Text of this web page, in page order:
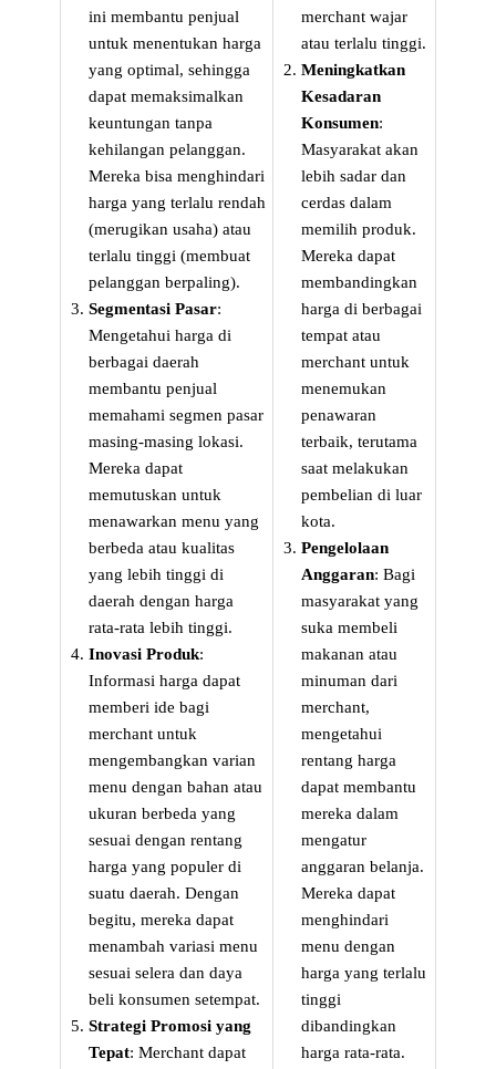
ini membantu penjual
untuk menentukan harga
yang optimal, sehingga
dapat memaksimalkan
keuntungan tanpa
kehilangan pelanggan.
Mereka bisa menghindari
harga yang terlalu rendah
(merugikan usaha) atau
terlalu tinggi (membuat
pelanggan berpaling).
Segmentasi Pasar:
Mengetahui harga di
berbagai daerah
membantu penjual
memahami segmen pasar
masing-masing lokasi.
Mereka dapat
memutuskan untuk
menawarkan menu yang
berbeda atau kualitas
yang lebih tinggi di
daerah dengan harga
rata-rata lebih tinggi.
Inovasi Produk:
Informasi harga dapat
memberi ide bagi
merchant untuk
mengembangkan varian
menu dengan bahan atau
ukuran berbeda yang
sesuai dengan rentang
harga yang populer di
suatu daerah. Dengan
begitu, mereka dapat
menambah variasi menu
sesuai selera dan daya
beli konsumen setempat.
Strategi Promosi yang
Tepat: Merchant dapat
merchant wajar
atau terlalu tinggi.
Meningkatkan
Kesadaran
Konsumen:
Masyarakat akan
lebih sadar dan
cerdas dalam
memilih produk.
Mereka dapat
membandingkan
harga di berbagai
tempat atau
merchant untuk
menemukan
penawaran
terbaik, terutama
saat melakukan
pembelian di luar
kota.
Pengelolaan
Anggaran: Bagi
masyarakat yang
suka membeli
makanan atau
minuman dari
merchant,
mengetahui
rentang harga
dapat membantu
mereka dalam
mengatur
anggaran belanja.
Mereka dapat
menghindari
menu dengan
harga yang terlalu
tinggi
dibandingkan
harga rata-rata.